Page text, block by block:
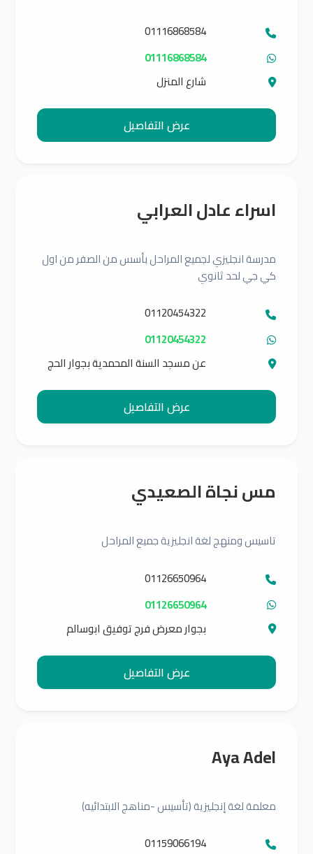
01116868584
01116868584
شارع المنزل
عرض التفاصيل
اسراء عادل العرابي
مدرسة انجليزي لجميع المراحل بأسس من الصفر من اول
كي جي لحد ثانوي
01120454322
01120454322
عن مسجد السنة المحمدية بجوار الحج
عرض التفاصيل
مس نجاة الصعيدي
تاسيس ومنهج لغة انجليزية جميع المراحل
01126650964
01126650964
بجوار معرض فرج توفيق ابوسالم
عرض التفاصيل
Aya Adel
معلمة لغة إنجليزية (تأسيس -مناهج الابتدائيه)
01159066194